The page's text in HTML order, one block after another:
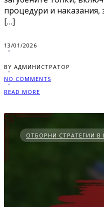
процедури и наказания,
[…]
13/01/2026
BY АДМИНИСТРАТОР
NO COMMENTS
READ MORE
ОТБОРНИ СТРАТЕГИИ